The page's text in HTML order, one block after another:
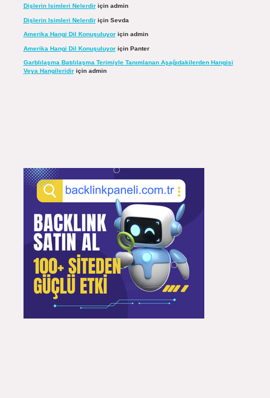
Dişlerin Isimleri Nelerdiriçin admin
Dişlerin Isimleri Nelerdiriçin Sevda
Amerika Hangi Dil Konuşuluyoriçin admin
Amerika Hangi Dil Konuşuluyoriçin Panter
Garblılaşma Batılılaşma Terimiyle Tanımlanan Aşağıdakilerden Hangisi
Veya Hangileridiriçin admin